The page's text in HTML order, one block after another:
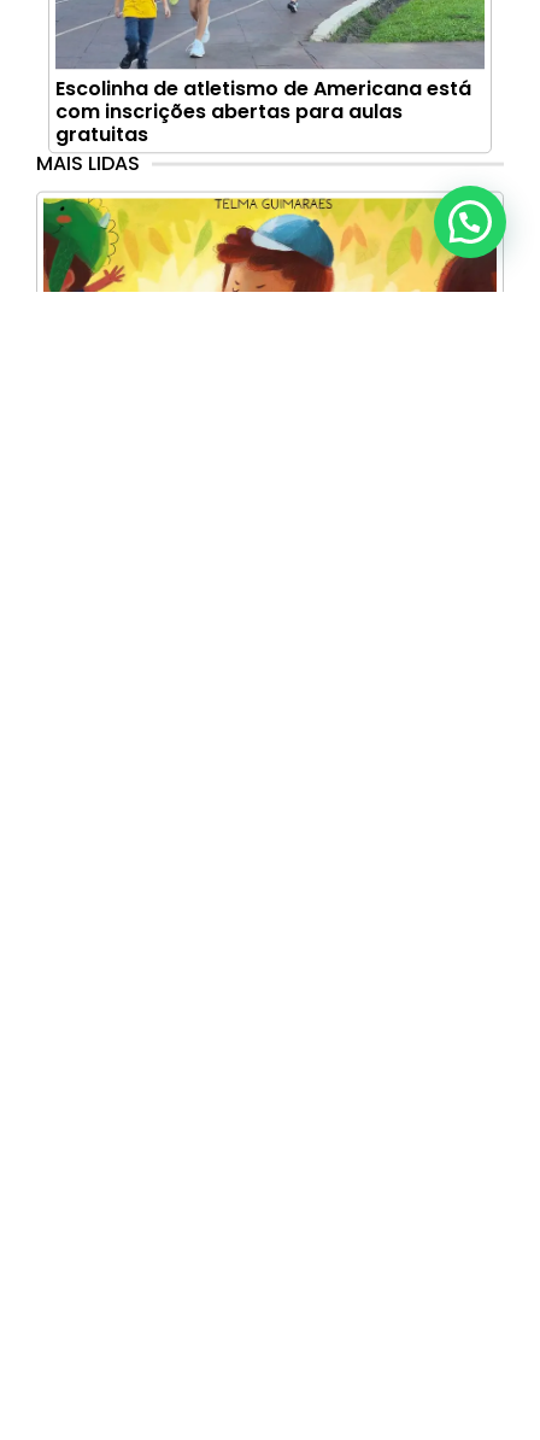
Escolinha de atletismo de Americana está
com inscrições abertas para aulas
gratuitas
MAIS LIDAS
Anunciar ou recomendar matéria